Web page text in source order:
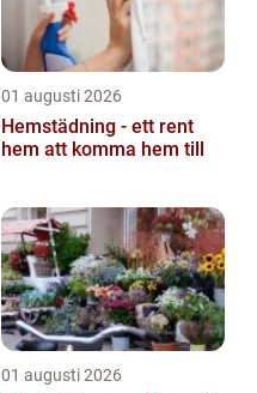
01 augusti 2026
Hemstädning - ett rent
hem att komma hem till
01 augusti 2026